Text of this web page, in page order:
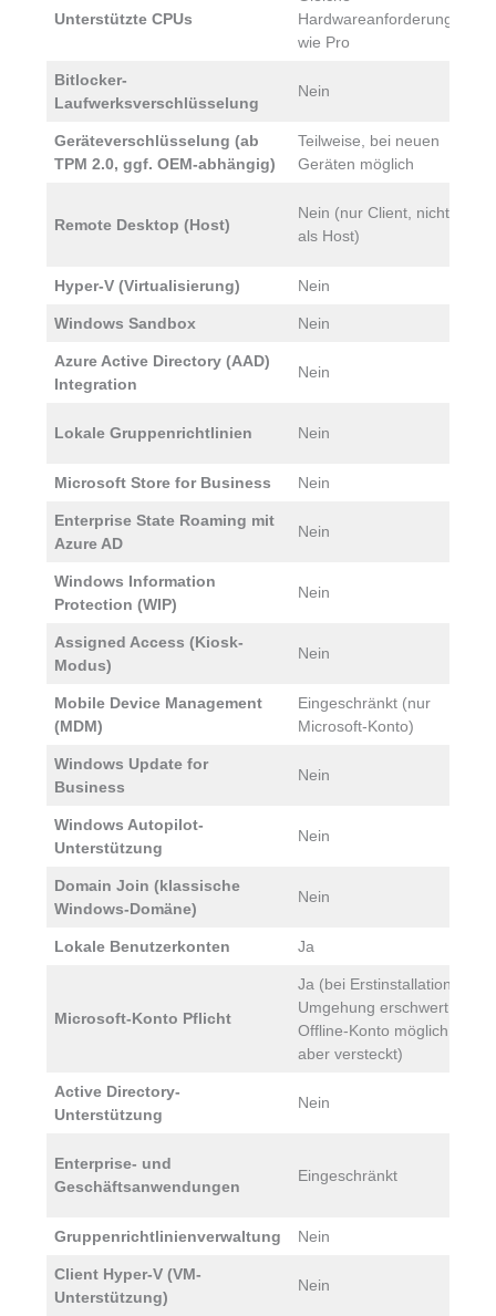
Unterstützte CPUs
Hardwareanforderungen
wie Pro
Bitlocker-
Laufwerksverschlüsselung
Nein
Geräteverschlüsselung (ab
TPM 2.0, ggf. OEM-abhängig)
Teilweise, bei neuen
Geräten möglich
Remote Desktop (Host)
Nein (nur Client, nicht
als Host)
Hyper-V (Virtualisierung) Nein
Windows Sandbox Nein
Azure Active Directory (AAD)
Integration
Nein
Lokale Gruppenrichtlinien Nein
Microsoft Store for Business Nein
Enterprise State Roaming mit
Azure AD
Nein
Windows Information
Protection (WIP)
Nein
Assigned Access (Kiosk-
Modus)
Nein
Mobile Device Management
(MDM)
Eingeschränkt (nur
Microsoft-Konto)
Windows Update for
Business
Nein
Windows Autopilot-
Unterstützung
Nein
Domain Join (klassische
Windows-Domäne)
Nein
Lokale Benutzerkonten Ja
Microsoft-Konto Pflicht
Ja (bei Erstinstallation,
Umgehung erschwert,
Offline-Konto möglich
aber versteckt)
Active Directory-
Unterstützung
Nein
Enterprise- und
Geschäftsanwendungen
Eingeschränkt
Gruppenrichtlinienverwaltung Nein
Client Hyper-V (VM-
Unterstützung)
Nein